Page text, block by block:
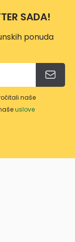
SADA!
ponuda
naše
uslove